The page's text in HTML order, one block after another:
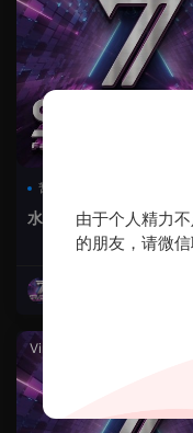
暂无标签
水调节奏FK竹子鼓
Vina House
由于个人精力
的朋友，请微